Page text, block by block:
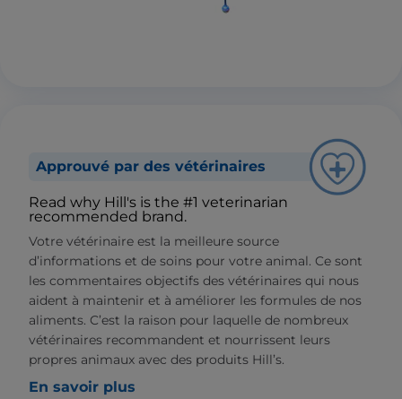
Approuvé par des vétérinaires
Read why Hill's is the #1 veterinarian
recommended brand.
Votre vétérinaire est la meilleure source
d’informations et de soins pour votre animal. Ce sont
les commentaires objectifs des vétérinaires qui nous
aident à maintenir et à améliorer les formules de nos
aliments. C’est la raison pour laquelle de nombreux
vétérinaires recommandent et nourrissent leurs
propres animaux avec des produits Hill’s.
En savoir plus